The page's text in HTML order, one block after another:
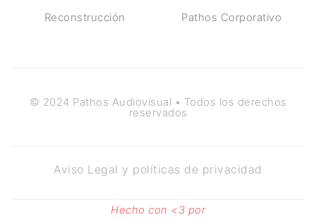
Reconstrucción Pathos Corporativo
© 2024 Pathos Audiovisual • Todos los derechos
reservados
Aviso Legal y políticas de privacidad
Hecho con <3 por